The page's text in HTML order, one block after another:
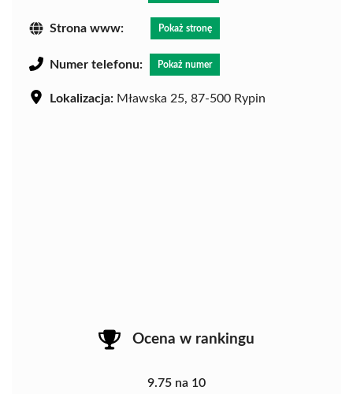
Strona www: Pokaż stronę
Numer telefonu: Pokaż numer
Lokalizacja: Mławska 25, 87-500 Rypin
Ocena w rankingu
9.75 na 10